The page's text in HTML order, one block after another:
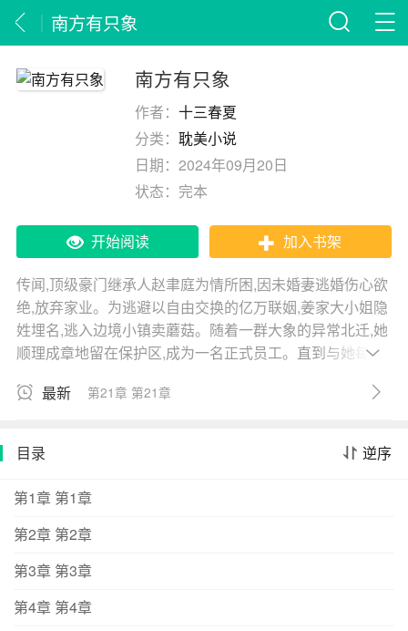
南方有只象
南方有只象
作者：十三春夏
分类：耽美小说
日期：2024年09月20日
状态： 完本
开始阅读 加入书架
传闻,顶级豪门继承人赵聿庭为情所困,因未婚妻逃婚伤心欲
绝,放弃家业。为逃避以自由交换的亿万联姻,姜家大小姐隐
姓埋名,逃入边境小镇卖蘑菇。随着一群大象的异常北迁,她
顺理成章地留在保护区,成为一名正式员工。直到与她每日
与姜也近距离接触的他,在那暴雨夜,忽然将她困在怀中。电
上,距离过分暧昧。他说：好久不见,我的未婚妻。—姜也想
起第一次和赵聿庭见面。暴雨滂沱,他站在落地窗前,倾盆而
下的雨水模糊了他的身形。隔着那张玻璃,赵聿庭发了一个
帮她逃婚的地址。即便只是一个模糊的身影,也能明显感觉
到他的沉敛和不可亲近。姜也当时觉得,一个连她面都不肯
不想和自己有瓜葛的。再后来,家父又给姜也安排了一桩婚
事。岂料赵聿庭西装革履,以赵家长子身份第一次公开出现
最新 第21章 第21章
逆序
目录
第1章 第1章
第2章 第2章
第3章 第3章
第4章 第4章